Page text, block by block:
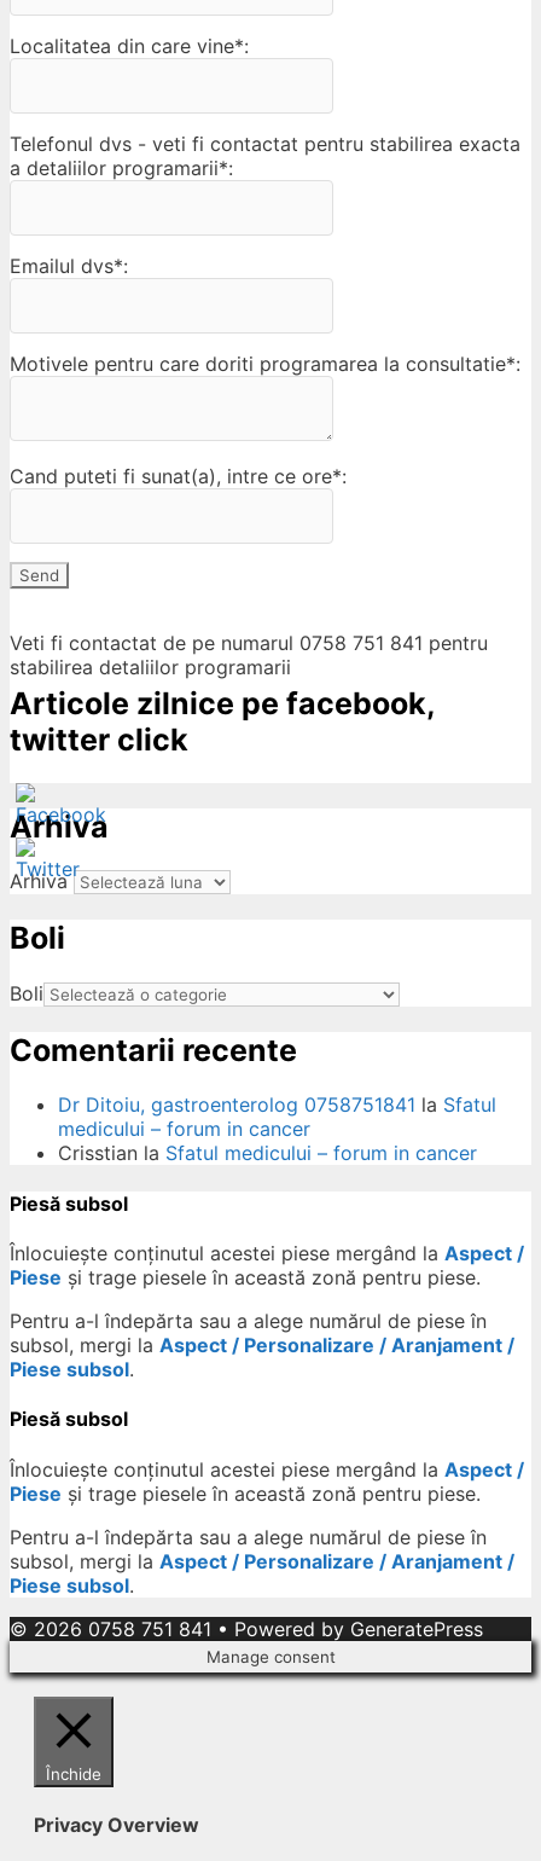
Localitatea din care vine*:
Telefonul dvs - veti fi contactat pentru stabilirea exacta
a detaliilor programarii*:
Emailul dvs*:
Motivele pentru care doriti programarea la consultatie*:
Cand puteti fi sunat(a), intre ce ore*:
Send
Veti fi contactat de pe numarul 0758 751 841 pentru
stabilirea detaliilor programarii
Articole zilnice pe facebook,
twitter click
Arhiva
Arhiva
Boli
Boli
Comentarii recente
Dr Ditoiu, gastroenterolog 0758751841 la Sfatul
medicului – forum in cancer
Crisstian la Sfatul medicului – forum in cancer
Piesă subsol
Înlocuiește conținutul acestei piese mergând la Aspect /
Piese și trage piesele în această zonă pentru piese.
Pentru a-l îndepărta sau a alege numărul de piese în
subsol, mergi la Aspect / Personalizare / Aranjament /
Piese subsol.
Piesă subsol
Înlocuiește conținutul acestei piese mergând la Aspect /
Piese și trage piesele în această zonă pentru piese.
Pentru a-l îndepărta sau a alege numărul de piese în
subsol, mergi la Aspect / Personalizare / Aranjament /
Piese subsol.
© 2026 0758 751 841 • Powered by GeneratePress
Manage consent
Închide
Privacy Overview